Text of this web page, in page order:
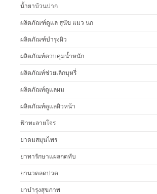
น้ำยาบ้วนปาก
ผลิตภัณฑ์ดูแล สุนัข แมว นก
ผลิตภัณฑ์บํารุงผิว
ผลิตภัณท์ควบคุมน้ำหนัก
ผลิตภัณท์ช่วยเลิกบุหรี่
ผลิตภัณท์ดูแลผม
ผลิตภัณท์ดูแลผิวหน้า
ฟ้าทะลายโจร
ยาดมสมุนไพร
ยาทารักษาแผลกดทับ
ยานวดลดปวด
ยาบำรุงสุขภาพ